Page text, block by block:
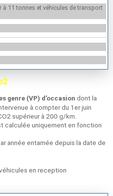
à 11 tonnes et véhicules de transport
genre (VP) d’occasion dont la
à compter du 1er juin
supérieur à 200 g/km.
calculée uniquement en fonction
année entamée depuis la date de
en reception